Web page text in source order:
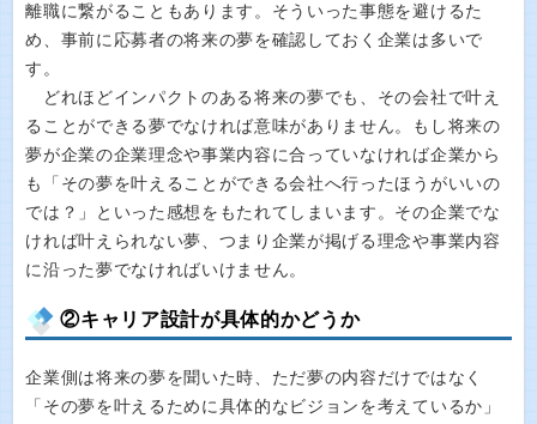
離職に繋がることもあります。そういった事態を避けるた
め、事前に応募者の将来の夢を確認しておく企業は多いで
す。
どれほどインパクトのある将来の夢でも、その会社で叶え
ることができる夢でなければ意味がありません。もし将来の
夢が企業の企業理念や事業内容に合っていなければ企業から
も「その夢を叶えることができる会社へ行ったほうがいいの
では？」といった感想をもたれてしまいます。その企業でな
ければ叶えられない夢、つまり企業が掲げる理念や事業内容
に沿った夢でなければいけません。
②キャリア設計が具体的かどうか
企業側は将来の夢を聞いた時、ただ夢の内容だけではなく
「その夢を叶えるために具体的なビジョンを考えているか」